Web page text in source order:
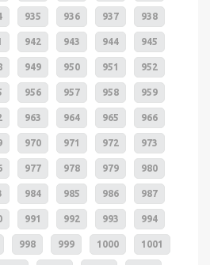
935 936 937 938
942 943 944 945
949 950 951 952
956 957 958 959
963 964 965 966
970 971 972 973
977 978 979 980
984 985 986 987
991 992 993 994
998 999 1000 1001